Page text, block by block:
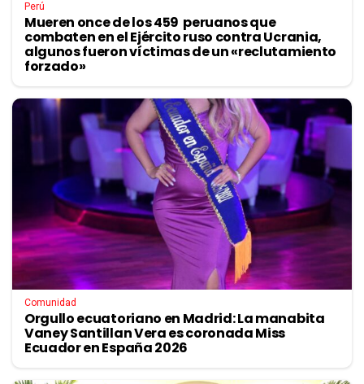
Perú
Mueren once de los 459 peruanos que
combaten en el Ejército ruso contra Ucrania,
algunos fueron víctimas de un «reclutamiento
forzado»
Comunidad
Orgullo ecuatoriano en Madrid: La manabita
Vaney Santillan Vera es coronada Miss
Ecuador en España 2026